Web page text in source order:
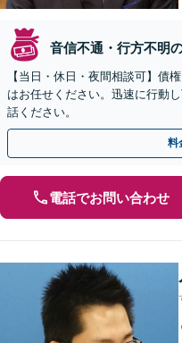
音信不通・行方不明
【当日・休日・夜間相談可】債
はお任せください。迅速に行動
話ください。
料
電話でお問い合わせ